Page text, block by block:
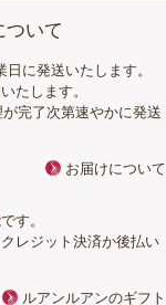
ついて
に発送いたします。
たします。
完了次第速やかに発送
お届けについて
す。
レジット決済か後払い
ルアンルアンのギフト